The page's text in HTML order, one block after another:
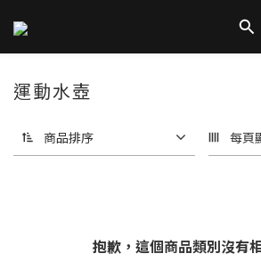
運動水壺
商品排序 每頁
抱歉，這個商品類別沒有